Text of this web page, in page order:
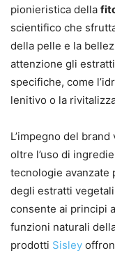
pionieristica della
scientifico che
della pelle e la
attenzione gli
specifiche, come
lenitivo o la
L’impegno del
oltre l’uso di
tecnologie avanzate
degli estratti
consente ai principi
funzioni naturali
prodotti Sisley